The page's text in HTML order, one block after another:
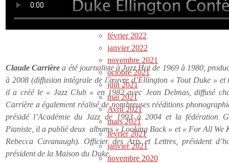
Claude Carrière a été journaliste à Jazz Hot de 1969 à 1980,
à 2008 (diffusion intégrale de l’œuvre d’Ellington « Tout Duke » et
il a créé le « Jazz Club » en 1982 avec Jean Delmas, diffusé
Carrière a également réalisé de nombreuses rééditions
présidé l’Académie du Jazz de 1993 à 2004 et la fédération
Pianiste, il a publié deux albums « Looking Back » et « For All We
Rebecca Cavanaugh). Officier des Arts et Lettres, président
président de la Maison du Duke.
avril 2022
février 2022
janvier 2022
novembre 2021
octobre 2021
juin 2021
mai 2021
Avril 2021
mars 2021
février 2021
janvier 2021
novembre 2020